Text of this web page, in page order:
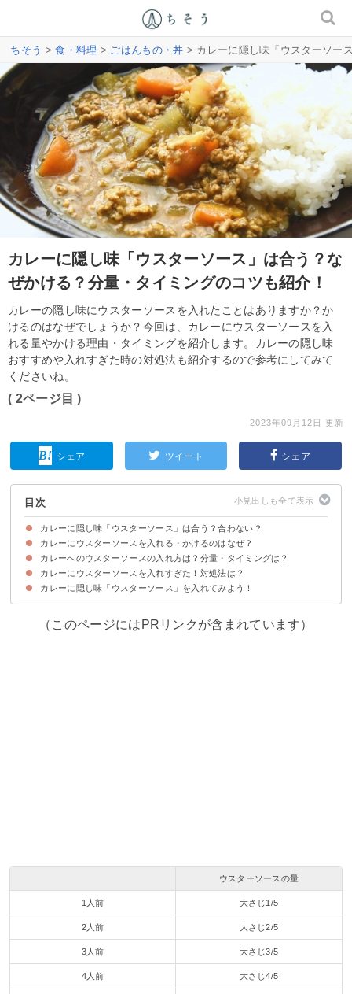
ちそう >食・料理 > ごはんもの・丼 > カレーに隠し味「ウスターソー
カレーに隠し味「ウスターソース」は合う？な
ぜかける？分量・タイミングのコツも紹介！
カレーの隠し味にウスターソースを入れたことはありますか？か
けるのはなぜでしょうか？今回は、カレーにウスターソースを入
れる量やかける理由・タイミングを紹介します。カレーの隠し味
おすすめや入れすぎた時の対処法も紹介するので参考にしてみて
くださいね。
( 2ページ目 )
2023年09月12日 更新
シェア ツイート シェア
目次
カレーに隠し味「ウスターソース」は合う？合わない？
カレーにウスターソースを入れる・かけるのはなぜ？
①カレーにコク・旨みが出る
②味に変化をつけられる
③昔のカレーはまずかった
カレーへのウスターソースの入れ方は？分量・タイミングは？
カレーの隠し味なら大さじ1杯程度入れる
カレーにかけるならひとまわし入れる
カレーにウスターソースを入れすぎた！対処法は？
カレーに隠し味「ウスターソース」を入れてみよう！
（このページにはPRリンクが含まれています）
ウスターソースの量
1人前 大さじ1/5
2人前 大さじ2/5
3人前 大さじ3/5
4人前 大さじ4/5